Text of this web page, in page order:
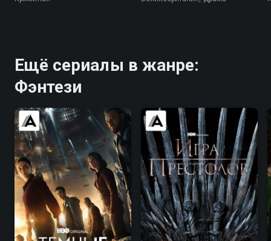
Ещё сериалы в жанре:
Фэнтези